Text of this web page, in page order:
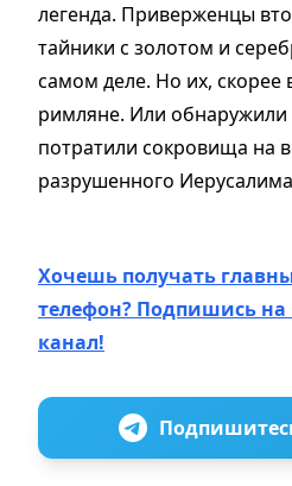
легенда. Приверженцы
тайники с золотом и
самом деле. Но их, скорее
римляне. Или обнаружили
потратили сокровища на
разрушенного
Хочешь получать
телефон? Подпишись на
канал!